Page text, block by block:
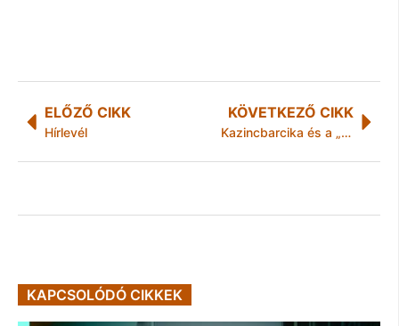
ELŐZŐ CIKK
Hírlevél
KÖVETKEZŐ CIKK
Kazincbarcika és a „boldogság szigete”
KAPCSOLÓDÓ CIKKEK